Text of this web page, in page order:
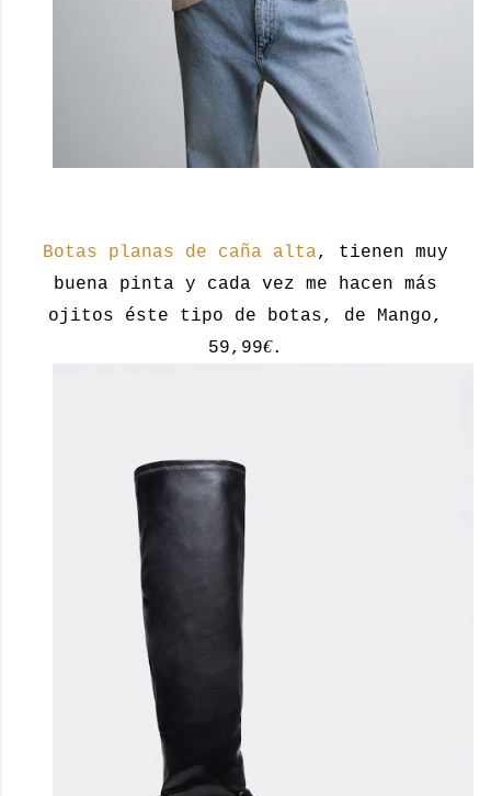
Botas planas de caña alta, tienen muy
buena pinta y cada vez me hacen más
ojitos éste tipo de botas, de Mango,
59,99€.